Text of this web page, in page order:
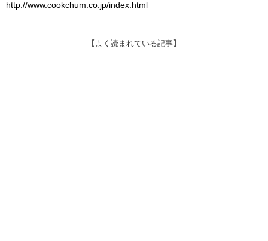
http://www.cookchum.co.jp/index.html
【よく読まれている記事】